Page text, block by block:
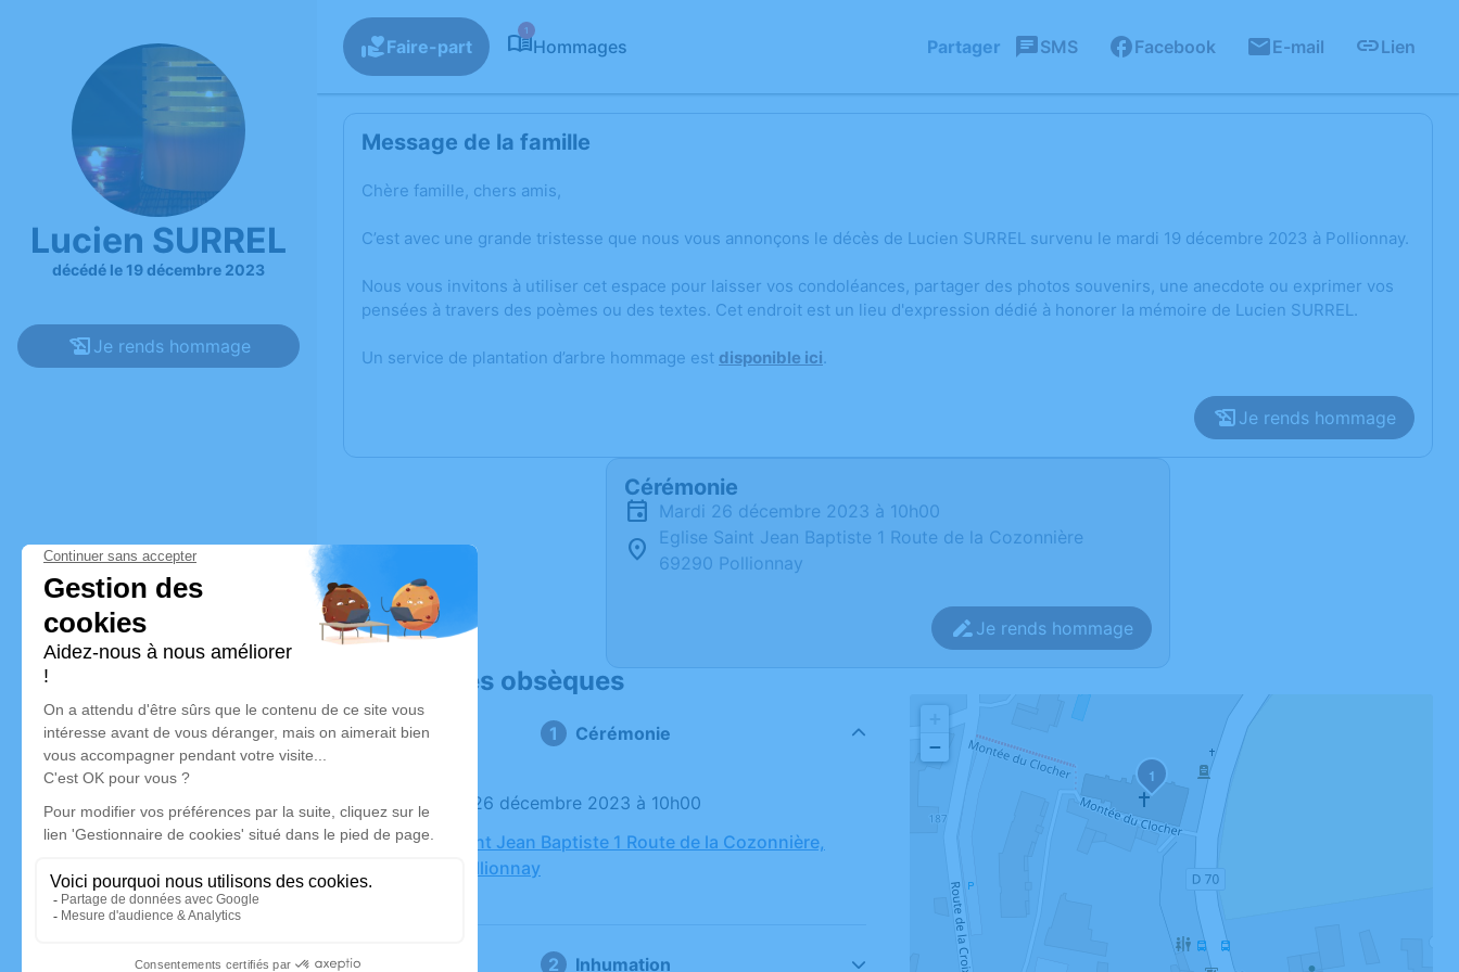
Lucien SURREL
décédé le 19 décembre 2023
Je rends hommage
Faire-part
1
Hommages Partager SMS Facebook E-mail Lien
Message de la famille
Chère famille, chers amis,
C’est avec une grande tristesse que nous vous annonçons le décès de Lucien SURREL survenu le mardi 19 décembre 2023 à Pollionnay.
Nous vous invitons à utiliser cet espace pour laisser vos condoléances, partager des photos souvenirs, une anecdote ou exprimer vos
pensées à travers des poèmes ou des textes. Cet endroit est un lieu d'expression dédié à honorer la mémoire de Lucien SURREL.
Un service de plantation d’arbre hommage est disponible ici.
Je rends hommage
Cérémonie
mardi 26 décembre 2023 à 10h00
Eglise Saint Jean Baptiste 1 Route de la Cozonnière
69290 Pollionnay
Je rends hommage
Déroulé des obsèques
Cérémonie
Le mardi 26 décembre 2023 à 10h00
Eglise Saint Jean Baptiste 1 Route de la Cozonnière,
69290 Pollionnay
Inhumation
1
−